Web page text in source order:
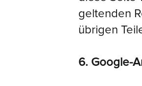
geltenden
übrigen
6. Google-